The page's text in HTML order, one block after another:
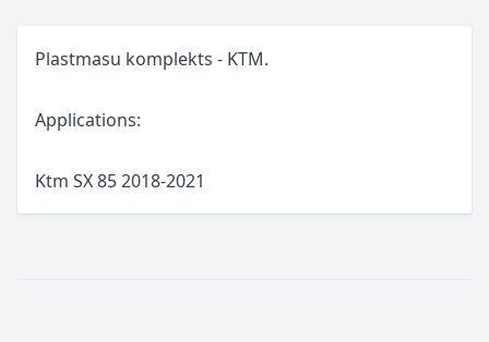
Plastmasu komplekts - KTM.
Applications:
Ktm SX 85 2018-2021